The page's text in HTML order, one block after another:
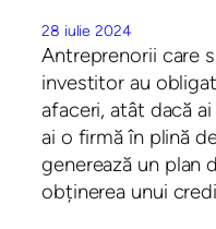
28 iulie 2024
Antreprenorii care
investitor au
afaceri, atât dacă
ai o firmă în plină
generează un plan
obținerea unui